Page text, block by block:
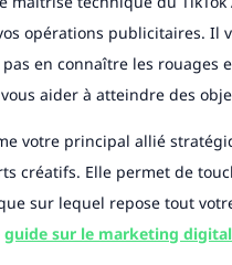
opérations publicitaires. Il
en connaître les rouages
aider à atteindre des
votre principal allié
créatifs. Elle permet de
sur lequel repose tout
guide sur le marketing digital